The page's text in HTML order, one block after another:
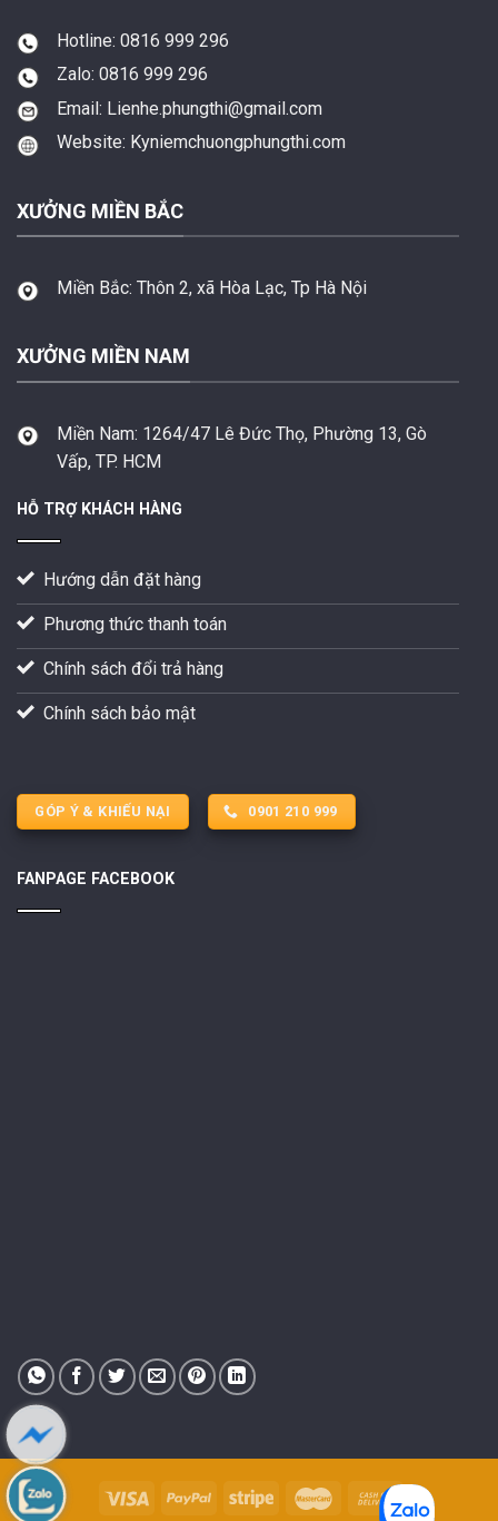
Hotline: 0816 999 296
Zalo: 0816 999 296
Email: Lienhe.phungthi@gmail.com
Website: Kyniemchuongphungthi.com
XƯỞNG MIỀN BẮC
Miền Bắc: Thôn 2, xã Hòa Lạc, Tp Hà Nội
XƯỞNG MIỀN NAM
Miền Nam: 1264/47 Lê Đức Thọ, Phường 13, Gò
Vấp, TP. HCM
HỖ TRỢ KHÁCH HÀNG
Hướng dẫn đặt hàng
Phương thức thanh toán
Chính sách đổi trả hàng
Chính sách bảo mật
GÓP Ý & KHIẾU NẠI 0901 210 999
FANPAGE FACEBOOK